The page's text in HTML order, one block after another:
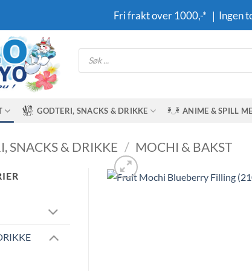
Fri frakt over 1000,-* ｜Ingen
Products
search
GODTERI, SNACKS & DRIKKE ANIME & SPILL
SNACKS & DRIKKE / MOCHI & BAKST